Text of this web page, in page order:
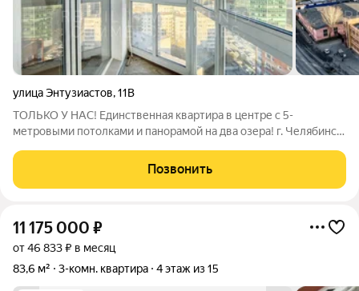
улица Энтузиастов,11В
ТОЛЬКО У НАС! Единственная квартира в центре с 5-
метровыми потолками и панорамой на два озера! г. Челябинск,
ГОРОДЕ?: ВЫСОТА ПОТОЛКОВ 5 МЕТРОВ! Двухуровневая
квартира. Стены у кирпичного дома -60 см,
Позвонить
11 175 000 ₽
от 46 833 ₽ в месяц
83,6 м²
3-комн. квартира 4 этаж из 15